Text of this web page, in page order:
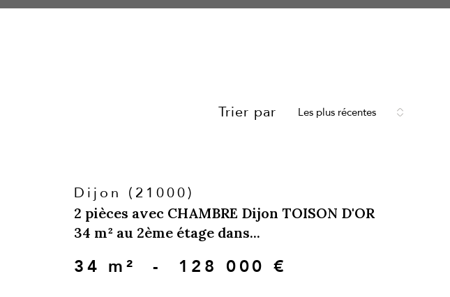
Trier par Les plus récentes
Dijon (21000)
2 pièces avec CHAMBRE Dijon TOISON D'OR
34 m² au 2ème étage dans...
34 m² - 128 000 €